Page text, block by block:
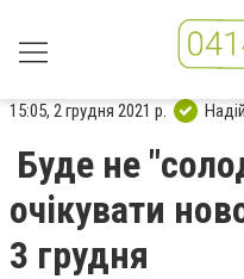
15:05, 2 грудня 2021 р.
Буде не
очікувати
3 грудня